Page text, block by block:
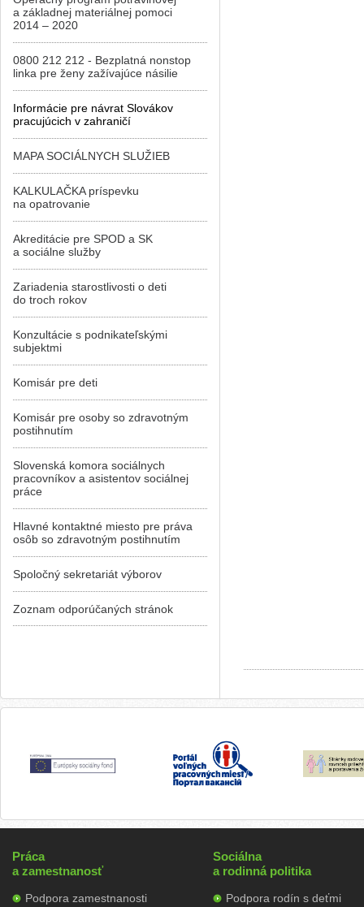
a základnej materiálnej pomoci
2014 – 2020
0800 212 212 - Bezplatná nonstop
linka pre ženy zažívajúce násilie
Informácie pre návrat Slovákov
pracujúcich v zahraničí
MAPA SOCIÁLNYCH SLUŽIEB
KALKULAČKA príspevku
na opatrovanie
Akreditácie pre SPOD a SK
a sociálne služby
Zariadenia starostlivosti o deti
do troch rokov
Konzultácie s podnikateľskými
subjektmi
Komisár pre deti
Komisár pre osoby so zdravotným
postihnutím
Slovenská komora sociálnych
pracovníkov a asistentov sociálnej
práce
Hlavné kontaktné miesto pre práva
osôb so zdravotným postihnutím
Spoločný sekretariát výborov
Zoznam odporúčaných stránok
Práca
a zamestnanosť
Podpora zamestnanosti
Sociálna
a rodinná politika
Podpora rodín s deťmi